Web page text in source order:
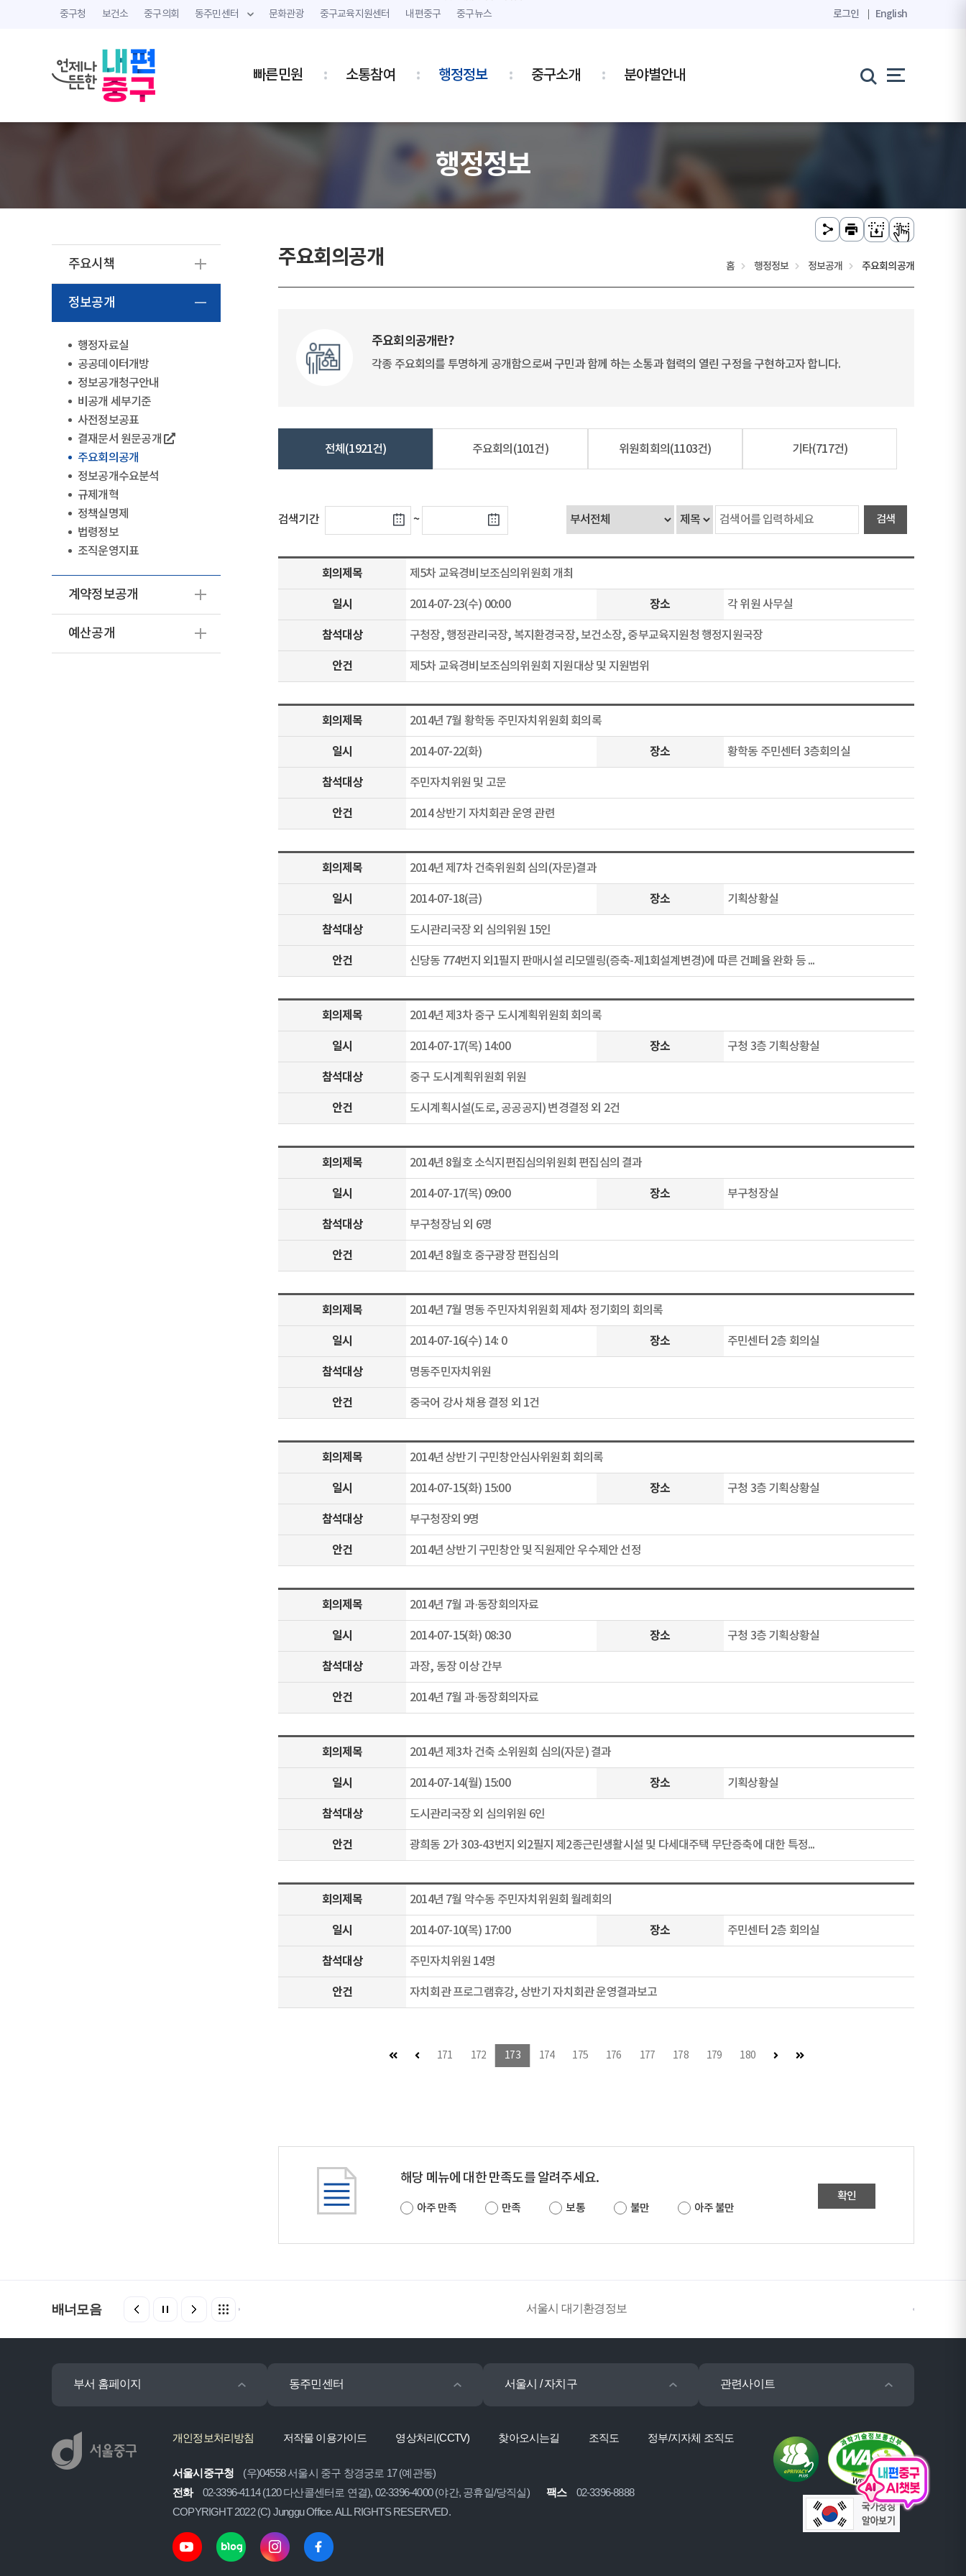
중구청 보건소 중구의회 동주민센터 문화관광 중구교육지원센터 내편중구 중구뉴스 로그인 English
빠른민원 소통참여 행정정보 중구소개 분야별안내
행정정보
주요시책
정보공개
행정자료실
공공데이터개방
정보공개청구안내
비공개 세부기준
사전정보공표
결재문서 원문공개
주요회의공개
정보공개수요분석
규제개혁
정책실명제
법령정보
조직운영지표
계약정보공개
예산공개
주요회의공개 홈 행정정보 정보공개 주요회의공개
주요회의공개란?
각종 주요회의를 투명하게 공개함으로써 구민과 함께 하는 소통과 협력의 열린 구정을 구현하고자 합니다.
전체 (1921건) 주요회의 (101건) 위원회회의 (1103건) 기타(717건)
검색기간 ~
회의제목 제5차 교육경비보조심의위원회 개최
일시 2014-07-23(수) 00:00 장소 각 위원 사무실
참석대상 구청장, 행정관리국장, 복지환경국장, 보건소장, 중부교육지원청 행정지원국장
안건 제5차 교육경비보조심의위원회 지원대상 및 지원범위
회의제목 2014년 7월 황학동 주민자치위원회 회의록
일시 2014-07-22(화) 장소 황학동 주민센터 3층회의실
참석대상 주민자치위원 및 고문
안건 2014 상반기 자치회관 운영 관련
회의제목 2014년 제7차 건축위원회 심의(자문)결과
일시 2014-07-18(금) 장소 기획상황실
참석대상 도시관리국장 외 심의위원 15인
안건 신당동 774번지 외1필지 판매시설 리모델링(증축-제1회설계변경)에 따른 건폐율 완화 등 ...
회의제목 2014년 제3차 중구 도시계획위원회 회의록
일시 2014-07-17(목) 14:00 장소 구청 3층 기획상황실
참석대상 중구 도시계획위원회 위원
안건 도시계획시설(도로, 공공공지) 변경결정 외 2건
회의제목 2014년 8월호 소식지편집심의위원회 편집심의 결과
일시 2014-07-17(목) 09:00 장소 부구청장실
참석대상 부구청장님 외 6명
안건 2014년 8월호 중구광장 편집심의
회의제목 2014년 7월 명동 주민자치위원회 제4차 정기회의 회의록
일시 2014-07-16(수) 14: 0 장소 주민센터 2층 회의실
참석대상 명동주민자치위원
안건 중국어 강사 채용 결정 외 1건
회의제목 2014년 상반기 구민창안심사위원회 회의록
일시 2014-07-15(화) 15:00 장소 구청 3층 기획상황실
참석대상 부구청장외 9명
안건 2014년 상반기 구민창안 및 직원제안 우수제안 선정
회의제목 2014년 7월 과·동장회의자료
일시 2014-07-15(화) 08:30 장소 구청 3층 기획상황실
참석대상 과장, 동장 이상 간부
안건 2014년 7월 과·동장회의자료
회의제목 2014년 제3차 건축 소위원회 심의(자문) 결과
일시 2014-07-14(월) 15:00 장소 기획상황실
참석대상 도시관리국장 외 심의위원 6인
안건 광희동 2가 303-43번지 외2필지 제2종근린생활시설 및 다세대주택 무단증축에 대한 특정...
회의제목 2014년 7월 약수동 주민자치위원회 월례회의
일시 2014-07-10(목) 17:00 장소 주민센터 2층 회의실
참석대상 주민자치위원 14명
안건 자치회관 프로그램휴강, 상반기 자치회관 운영결과보고
첫 페이지이전 페이지
171 172 173 174 175 176 177 178 179 180 다음 페이지마지막 페이지
해당 메뉴에 대한 만족도를 알려주세요.
아주 만족 만족 보통 불만 아주 불만
확인
배너모음 서울시 대기환경정보
부서 홈페이지 동주민센터 서울시 / 자치구 관련사이트
개인정보처리방침 저작물 이용가이드 영상처리(CCTV) 찾아오시는길 조직도 정부/지자체 조직도
서울시중구청
(우)04558 서울시 중구 창경궁로 17 (예관동)
전화
02-3396-4114 (120 다산콜센터로 연결), 02-3396-4000 (야간, 공휴일/당직실) 팩스
02-3396-8888
COPYRIGHT 2022 (C) Junggu Office. ALL RIGHTS RESERVED.